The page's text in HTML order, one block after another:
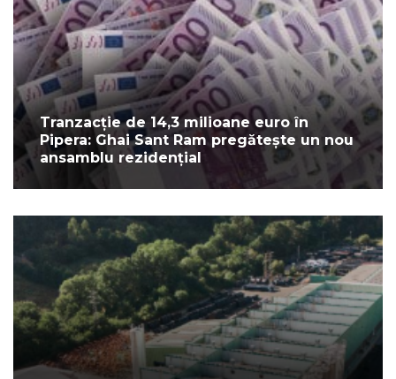
Tranzacție de 14,3 milioane euro în
Pipera: Ghai Sant Ram pregătește un nou
ansamblu rezidențial